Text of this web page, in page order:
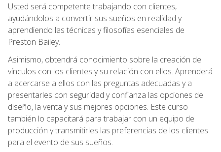
Usted será competente trabajando con clientes,
ayudándolos a convertir sus sueños en realidad y
aprendiendo las técnicas y filosofías esenciales de
Preston Bailey.
Asimismo, obtendrá conocimiento sobre la creación de
vínculos con los clientes y su relación con ellos. Aprenderá
a acercarse a ellos con las preguntas adecuadas y a
presentarles con seguridad y confianza las opciones de
diseño, la venta y sus mejores opciones. Este curso
también lo capacitará para trabajar con un equipo de
producción y transmitirles las preferencias de los clientes
para el evento de sus sueños.